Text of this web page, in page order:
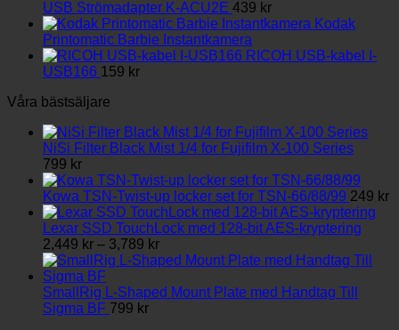
produktsidan
till
3,789 kr
USB Strömadapter K-ACU2E 439 kr
Kodak
Printomatic Barbie Instantkamera
RICOH USB-kabel I-
USB166 159 kr
Våra bästsäljare
NiSi Filter Black Mist 1/4 for Fujifilm X-100 Series
799 kr
Kowa TSN-Twist-up locker set for TSN-66/88/99 249 kr
Lexar SSD TouchLock med 128-bit AES-kryptering
2,449 kr – 3,789 krPrisintervall:
2,449 kr
3,789 kr
SmallRig L-Shaped Mount Plate med Handtag Till
Sigma BF 799 kr